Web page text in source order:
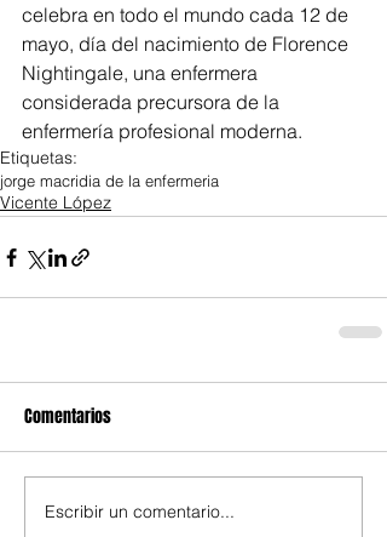
celebra en todo el mundo cada 12 de
mayo, día del nacimiento de Florence
Nightingale, una enfermera
considerada precursora de la
enfermería profesional moderna.
Etiquetas:
jorge macridia de la enfermeria
Vicente López
Comentarios
Escribir un comentario...